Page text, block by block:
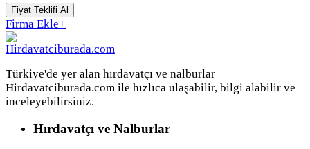
Fiyat Teklifi Al
Firma Ekle+
Türkiye'de yer alan hırdavatçı ve nalburlar
Hirdavatciburada.com ile hızlıca ulaşabilir, bilgi alabilir ve
inceleyebilirsiniz.
Hırdavatçı ve Nalburlar